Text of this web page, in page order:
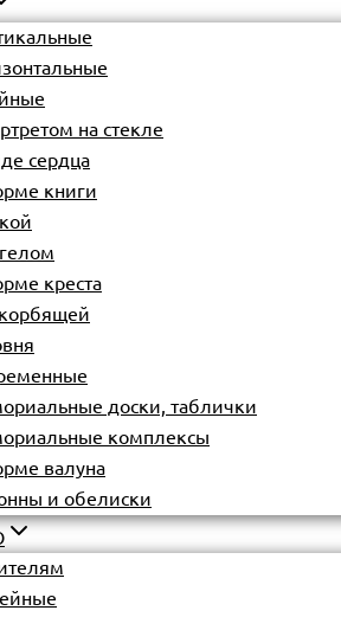
на стекле
сердца
книги
креста
доски, таблички
комплексы
валуна
и обелиски